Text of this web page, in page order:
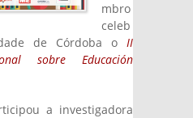
mbro
celeb
de Córdoba o II
sobre Educación
a investigadora